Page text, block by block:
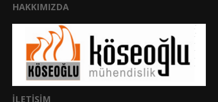
HAKKIMIZDA
İLETIŞIM